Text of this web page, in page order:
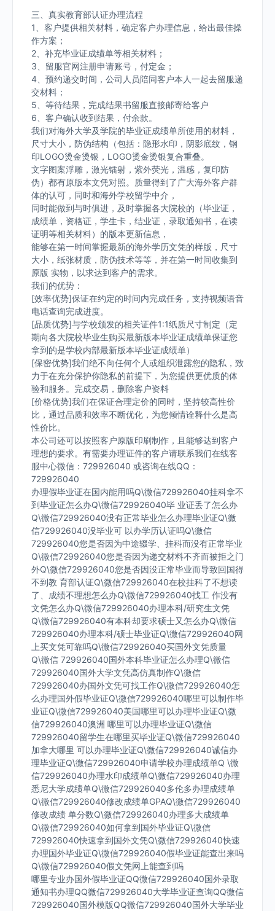
三、真实教育部认证办理流程
1、客户提供相关材料，确定客户办理信息，给出最佳操
作方案；
2、补充毕业证成绩单等相关材料；
3、留服官网注册申请账号，付定金；
4、预约递交时间，公司人员陪同客户本人一起去留服递
交材料；
5、等待结果，完成结果书留服直接邮寄给客户
6、客户确认收到结果，付余款。
我们对海外大学及学院的毕业证成绩单所使用的材料，
尺寸大小，防伪结构（包括：隐形水印，阴影底纹，钢
印LOGO烫金烫银，LOGO烫金烫银复合重叠。
文字图案浮雕，激光镭射，紫外荧光，温感，复印防
伪）都有原版本文凭对照。质量得到了广大海外客户群
体的认可，同时和海外学校留学中介，
同时能做到与时俱进，及时掌握各大院校的（毕业证，
成绩单，资格证，学生卡，结业证，录取通知书，在读
证明等相关材料）的版本更新信息，
能够在第一时间掌握最新的海外学历文凭的样版，尺寸
大小，纸张材质，防伪技术等等，并在第一时间收集到
原版 实物，以求达到客户的需求。
我们的优势：
[效率优势]保证在约定的时间内完成任务，支持视频语音
电话查询完成进度。
[品质优势]与学校颁发的相关证件1:1纸质尺寸制定（定
期向各大院校毕业生购买最新版本毕业证成绩单保证您
拿到的是学校内部最新版本毕业证成绩单）
[保密优势]我们绝不向任何个人或组织泄露您的隐私，致
力于在充分保护你隐私的前提下，为您提供更优质的体
验和服务。完成交易，删除客户资料
[价格优势]我们在保证合理定价的同时，坚持较高性价
比，通过品质和效率不断优化，为您倾情诠释什么是高
性价比。
本公司还可以按照客户原版印刷制作，且能够达到客户
理想的要求。有需要办理证件的客户请联系我们在线客
服中心微信：729926040 或咨询在线QQ：
729926040
办理假毕业证在国内能用吗Q\微信729926040挂科拿不
到毕业证怎么办Q\微信729926040毕 业证丢了怎么办
Q\微信729926040没有正常毕业怎么办理毕业证Q\微
信729926040没毕业可 以办学历认证吗Q\微信
729926040您是否因为中途辍学、挂科而没有正常毕业
Q\微信729926040您是否因为递交材料不齐而被拒之门
外Q\微信729926040您是否因没正常毕业而导致回国得
不到教 育部认证Q\微信729926040在校挂科了不想读
了、成绩不理想怎么办Q\微信729926040找工 作没有
文凭怎么办Q\微信729926040办理本科/研究生文凭
Q\微信729926040有本科却要求硕士又怎么办Q\微信
729926040办理本科/硕士毕业证Q\微信729926040网
上买文凭可靠吗Q\微信729926040买国外文凭质量
Q\微信 729926040国外本科毕业证怎么办理Q\微信
729926040国外大学文凭高仿真制作Q\微信
729926040办国外文凭可找工作Q\微信729926040怎
么办理国外假毕业证Q\微信729926040哪里可以制作毕
业证Q\微信729926040美国哪里可以办理毕业证Q\微
信729926040澳洲 哪里可以办理毕业证Q\微信
729926040留学生在哪里买毕业证Q\微信729926040
加拿大哪里 可以办理毕业证Q\微信729926040诚信办
理毕业证Q\微信729926040申请学校办理成绩单Q \微
信729926040办理水印成绩单Q\微信729926040办理
悉尼大学成绩单Q\微信729926040多伦多办理成绩单
Q\微信729926040修改成绩单GPAQ\微信729926040
修改成绩 单分数Q\微信729926040办理多大成绩单
Q\微信729926040如何拿到国外毕业证Q\微信
729926040快速拿到国外文凭Q\微信729926040快速
办理国外毕业证Q\微信729926040假毕业证能查出来吗
Q\微信729926040假文凭网上能查到吗
哪里专业办国外假毕业证QQ微信729926040国外录取
通知书办理QQ微信729926040大学毕业证查询QQ微信
729926040国外模版QQ微信729926040国外大学毕业